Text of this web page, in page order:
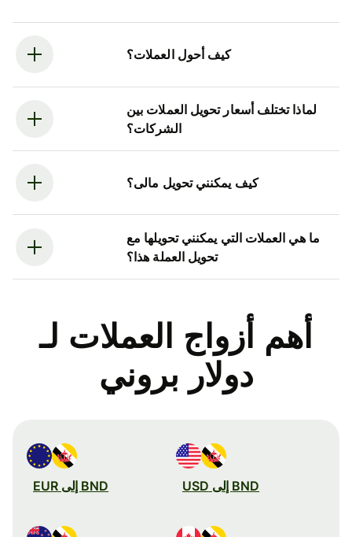
كيف أحول العملات؟
لماذا تختلف أسعار تحويل العملات بين
الشركات؟
كيف يمكنني تحويل مالى؟
ما هي العملات التي يمكنني تحويلها مع
تحويل العملة هذا؟
أهم أزواج العملات لـ
دولار بروني
BND إلى USD BND إلى EUR